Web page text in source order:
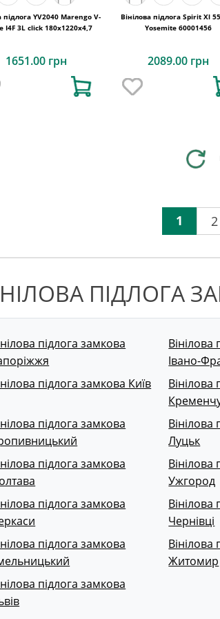
підлога YV2040 Marengo V-
I4F 3L click 180x1220x4,7
1651.00 грн
Вінілова підлога Spirit Xl
Yosemite 60001456
2089.00 грн
1 2
ПІДЛОГА
підлога замкова
Вінілова
Івано-
підлога замкова Київ
Вінілова
підлога замкова
Вінілова
Луцьк
підлога замкова
Вінілова
Ужгород
підлога замкова
Вінілова
Чернівці
підлога замкова
Вінілова
Житомир
підлога замкова